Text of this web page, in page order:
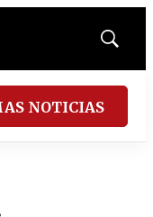
Mostrar
NOTICIAS